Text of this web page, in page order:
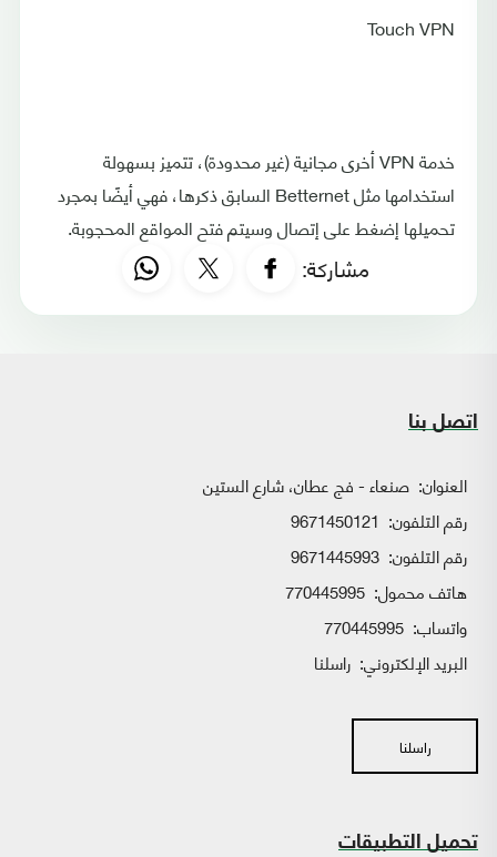
Touch VPN
خدمة VPN أخرى مجانية (غير محدودة)، تتميز بسهولة
استخدامها مثل Betternet السابق ذكرها، فهي أيضًا بمجرد
تحميلها إضغط على إتصال وسيتم فتح المواقع المحجوبة.
مشاركة:
اتصل بنا
العنوان: صنعاء - فج عطان، شارع الستين
رقم التلفون: 9671450121
رقم التلفون: 9671445993
هاتف محمول: 770445995
واتساب:
البريد الإلكتروني: راسلنا
راسلنا
تحميل التطبيقات